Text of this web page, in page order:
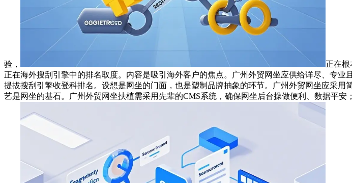
验，
正在
正在海外搜刮引擎中的排名取度。内容是吸引海外客户的焦点。广州外贸网坐应供给详尽、专
提拔搜刮引擎收登科排名。设想是网坐的门面，也是塑制品牌抽象的环节。广州外贸网坐应采
艺是网坐的基石。广州外贸网坐扶植需采用先辈的CMS系统，确保网坐后台操做便利、数据平